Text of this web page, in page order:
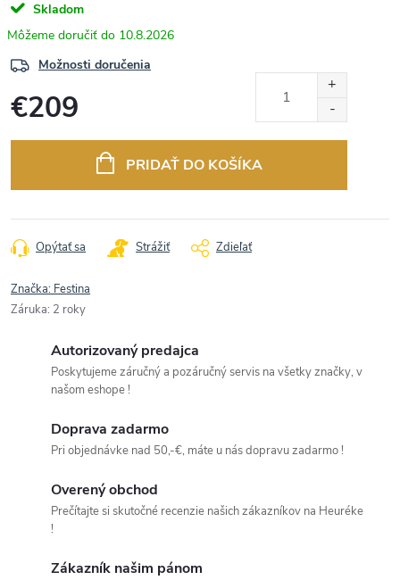
Skladom
10.8.2026
Možnosti doručenia
€209
PRIDAŤ DO KOŠÍKA
Opýtať sa Strážiť Zdieľať
Značka: Festina
Záruka: 2 roky
Autorizovaný predajca
Poskytujeme záručný a pozáručný servis na všetky značky, v
našom eshope !
Doprava zadarmo
Pri objednávke nad 50,-€, máte u nás dopravu zadarmo !
Overený obchod
Prečítajte si skutočné recenzie našich zákazníkov na Heuréke
!
Zákazník našim pánom